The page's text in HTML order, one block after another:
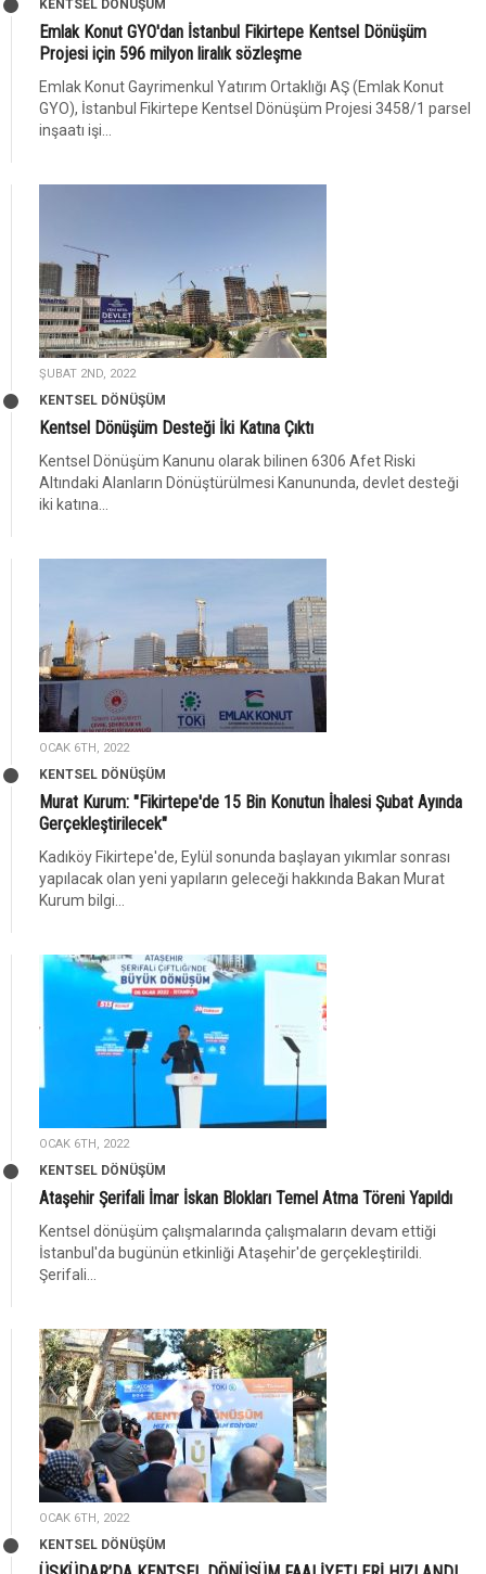
KENTSEL DÖNÜŞÜM
Emlak Konut GYO'dan İstanbul Fikirtepe Kentsel Dönüşüm
Projesi için 596 milyon liralık sözleşme
Emlak Konut Gayrimenkul Yatırım Ortaklığı AŞ (Emlak Konut
GYO), İstanbul Fikirtepe Kentsel Dönüşüm Projesi 3458/1 parsel
inşaatı işi...
ŞUBAT 2ND, 2022
KENTSEL DÖNÜŞÜM
Kentsel Dönüşüm Desteği İki Katına Çıktı
Kentsel Dönüşüm Kanunu olarak bilinen 6306 Afet Riski
Altındaki Alanların Dönüştürülmesi Kanununda, devlet desteği
iki katına...
OCAK 6TH, 2022
KENTSEL DÖNÜŞÜM
Murat Kurum: "Fikirtepe'de 15 Bin Konutun İhalesi Şubat Ayında
Gerçekleştirilecek"
Kadıköy Fikirtepe'de, Eylül sonunda başlayan yıkımlar sonrası
yapılacak olan yeni yapıların geleceği hakkında Bakan Murat
Kurum bilgi...
OCAK 6TH, 2022
KENTSEL DÖNÜŞÜM
Ataşehir Şerifali İmar İskan Blokları Temel Atma Töreni Yapıldı
Kentsel dönüşüm çalışmalarında çalışmaların devam ettiği
İstanbul'da bugünün etkinliği Ataşehir'de gerçekleştirildi.
Şerifali...
OCAK 6TH, 2022
KENTSEL DÖNÜŞÜM